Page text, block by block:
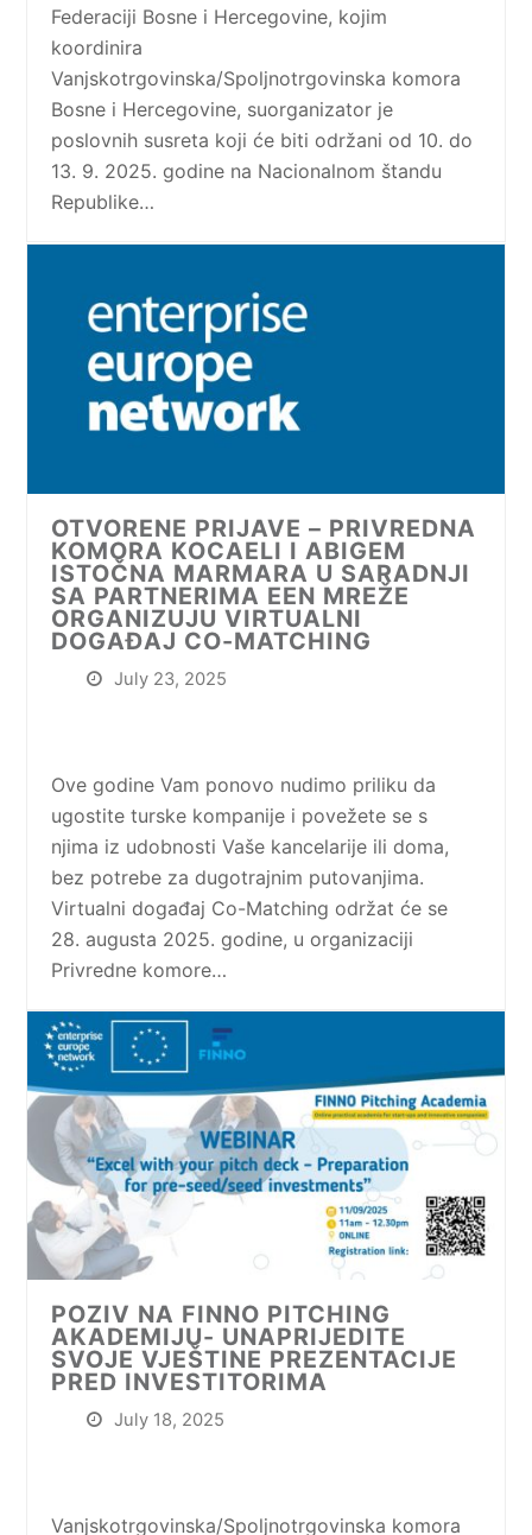
Federaciji Bosne i Hercegovine, kojim
koordinira
Vanjskotrgovinska/Spoljnotrgovinska komora
Bosne i Hercegovine, suorganizator je
poslovnih susreta koji će biti održani od 10. do
13. 9. 2025. godine na Nacionalnom štandu
Republike…
OTVORENE PRIJAVE – PRIVREDNA
KOMORA KOCAELI I ABIGEM
ISTOČNA MARMARA U SARADNJI
SA PARTNERIMA EEN MREŽE
ORGANIZUJU VIRTUALNI
DOGAĐAJ CO-MATCHING
July 23, 2025
Ove godine Vam ponovo nudimo priliku da
ugostite turske kompanije i povežete se s
njima iz udobnosti Vaše kancelarije ili doma,
bez potrebe za dugotrajnim putovanjima.
Virtualni događaj Co-Matching održat će se
28. augusta 2025. godine, u organizaciji
Privredne komore…
POZIV NA FINNO PITCHING
AKADEMIJU- UNAPRIJEDITE
SVOJE VJEŠTINE PREZENTACIJE
PRED INVESTITORIMA
July 18, 2025
Vanjskotrgovinska/Spoljnotrgovinska komora